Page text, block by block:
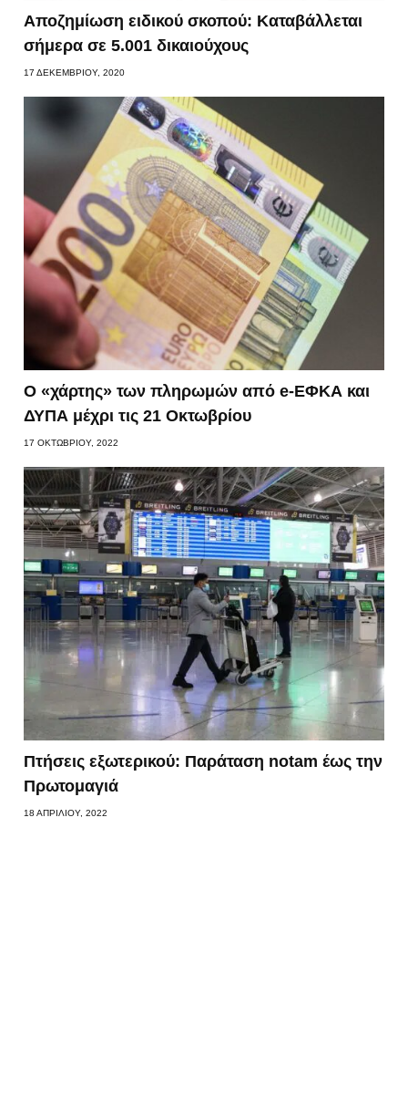
Αποζημίωση ειδικού σκοπού: Καταβάλλεται
σήμερα σε 5.001 δικαιούχους
17 ΔΕΚΕΜΒΡΊΟΥ, 2020
Ο «χάρτης» των πληρωμών από e-ΕΦΚΑ και
ΔΥΠΑ μέχρι τις 21 Οκτωβρίου
17 ΟΚΤΩΒΡΊΟΥ, 2022
Πτήσεις εξωτερικού: Παράταση notam έως την
Πρωτομαγιά
18 ΑΠΡΙΛΊΟΥ, 2022